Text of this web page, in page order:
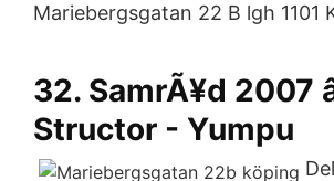
Mariebergsgatan 22 B lgh 1101
32. SamrÃ¥d 2007
Structor - Yumpu